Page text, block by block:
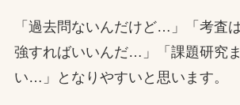
「過去問ないんだけど…」「考査
強すればいいんだ…」「課題研究
い…」となりやすいと思います。